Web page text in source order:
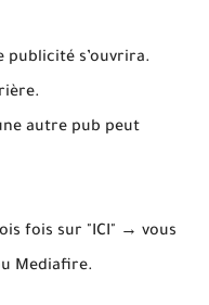
publicité s’ouvrira.
autre pub peut
fois sur "ICI" → vous
Mediafire.